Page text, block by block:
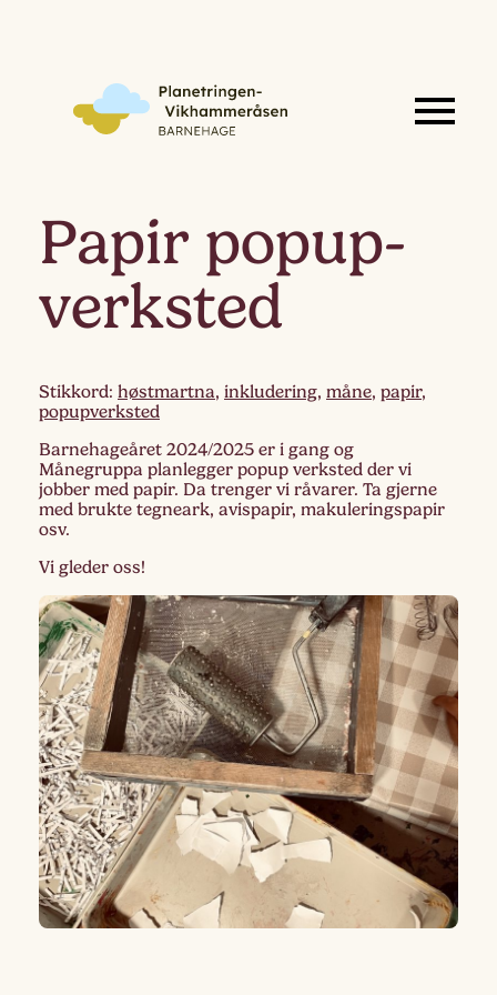
Papir popup-
verksted
Stikkord: høstmartna, inkludering, måne, papir,
popupverksted
Barnehageåret 2024/2025 er i gang og
Månegruppa planlegger popup verksted der vi
jobber med papir. Da trenger vi råvarer. Ta gjerne
med brukte tegneark, avispapir, makuleringspapir
osv.
Vi gleder oss!